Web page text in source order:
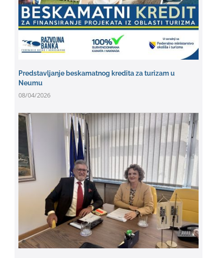
Predstavljanje beskamatnog kredita za turizam u
Neumu
08/04/2026